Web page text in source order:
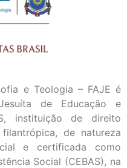
e Teologia – FAJE é
de Educação e
instituição de direito
de natureza
e certificada como
Social (CEBAS), na